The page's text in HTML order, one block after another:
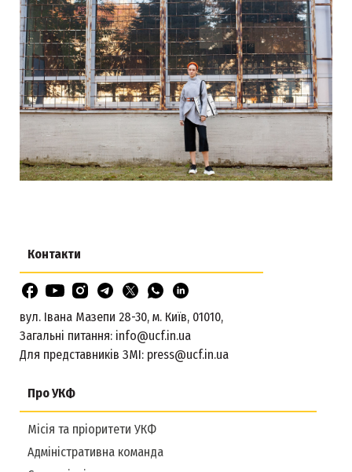
Про УКФ
Місія та пріоритети УКФ
Адміністративна команда
Контакти
вул. Івана Мазепи 28-30, м. Київ, 01010,
Загальні питання: info@ucf.in.ua
Для представників ЗМІ: press@ucf.in.ua